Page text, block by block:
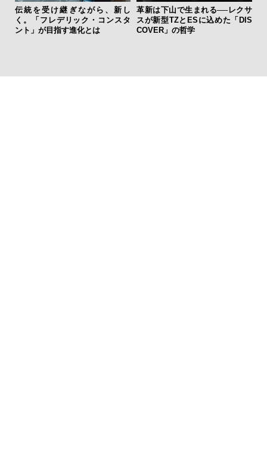
伝統を受け継ぎながら、新し
く。「フレデリック・コンスタ
ント」が目指す進化とは
革新は下山で生まれる──レクサ
スが新型TZとESに込めた「DIS
COVER」の哲学